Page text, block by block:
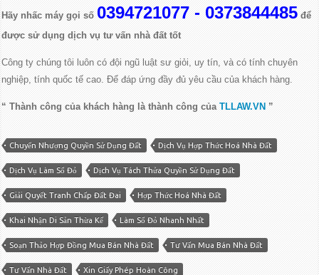
Hãy nhấc máy gọi số 0394721077 - 0373844485 để
được sử dụng dịch vụ tư vấn nhà đất tốt
Công ty chúng tôi luôn có đội ngũ luật sư giỏi, uy tín, và có tính chuyên
nghiệp, tính quốc tế cao. Để đáp ứng đầy đủ yêu cầu của khách hàng.
“ Thành công của khách hàng là thành công của TLLAW.VN ”
Chuyển Nhượng Quyền Sử Dụng Đất Dịch Vụ Hợp Thức Hoá Nhà Đất
Dịch Vụ Làm Sổ Đỏ Dịch Vụ Tách Thửa Quyền Sử Dụng Đất
Giải Quyết Tranh Chấp Đất Đai Hợp Thức Hoá Nhà Đất
Khai Nhận Di Sản Thừa Kế Làm Sổ Đỏ Nhanh Nhất
Soạn Thảo Hợp Đồng Mua Bán Nhà Đất Tư Vấn Mua Bán Nhà Đất
Tư Vấn Nhà Đất Xin Giấy Phép Hoàn Công